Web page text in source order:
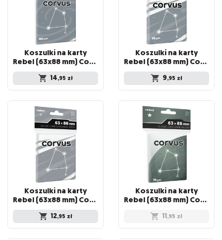
Koszulki na karty
Rebel (63x88 mm) Corvus Premium, 100 sztuk
14,95 zł
Koszulki na karty
Rebel (63x88 mm) Corvus Light, 100 sztuk
9,95 zł
Koszulki na karty
Rebel (63x88 mm) Corvus Inner Sleeve Light, 100 sztuk
12,95 zł
Koszulki na karty
Rebel (63x88 mm) Corvus Medium, 100 sztuk
11,95 zł